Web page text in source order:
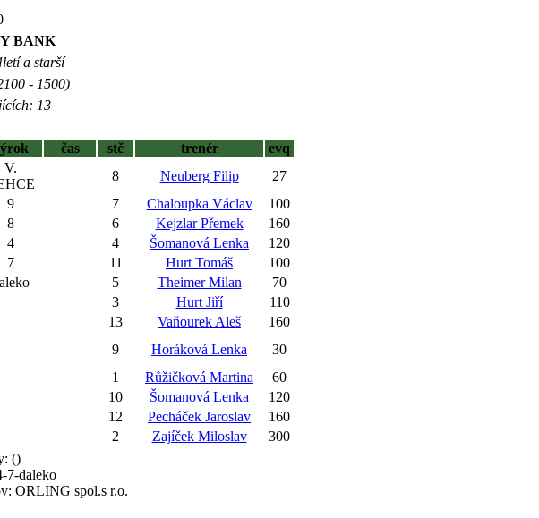
BANK
a starší
- 1500)
13
čas stč trenér
evq
V.
8 Neuberg Filip
27
9 7 Chaloupka Václav
100
8 6 Kejzlar Přemek
160
4 4 Šomanová Lenka
120
7 11 Hurt Tomáš
100
5 Theimer Milan
70
3 Hurt Jiří
110
13 Vaňourek Aleš
160
9 Horáková Lenka
30
1 Růžičková Martina
60
10 Šomanová Lenka
120
12 Pecháček Jaroslav
160
2 Zajíček Miloslav
300
()
daleko
ORLING spol.s r.o.